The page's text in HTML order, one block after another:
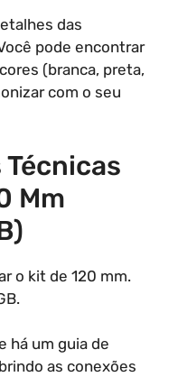
das
pode encontrar
(branca, preta,
com o seu
Mm
o kit de 120 mm.
há um guia de
as conexões